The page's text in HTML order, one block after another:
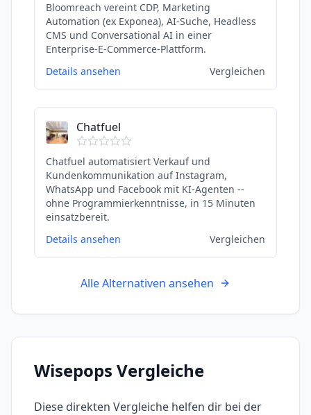
Bloomreach vereint CDP, Marketing
Automation (ex Exponea), AI-Suche, Headless
CMS und Conversational AI in einer
Enterprise-E-Commerce-Plattform.
Details ansehen
Vergleichen
Chatfuel
Chatfuel automatisiert Verkauf und
Kundenkommunikation auf Instagram,
WhatsApp und Facebook mit KI-Agenten --
ohne Programmierkenntnisse, in 15 Minuten
einsatzbereit.
Details ansehen
Vergleichen
Alle Alternativen ansehen
Wisepops Vergleiche
Diese direkten Vergleiche helfen dir bei der